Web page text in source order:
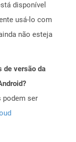
disponível
usá-lo com
não esteja
de versão da
podem ser